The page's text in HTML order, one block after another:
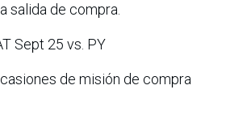
salida de compra.
Sept 25 vs. PY
de misión de compra